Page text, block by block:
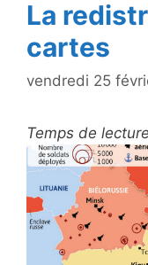
La
cartes
vendredi 25
Temps de